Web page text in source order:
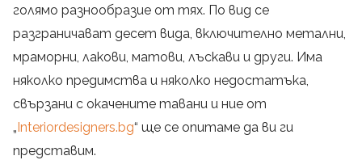
голямо разнообразие от тях. По вид се
разграничават десет вида, включително метални,
мраморни, лакови, матови, лъскави и други. Има
няколко предимства и няколко недостатъка,
свързани с окачените тавани и ние от
„Interiordesigners.bg“ ще се опитаме да ви ги
представим.